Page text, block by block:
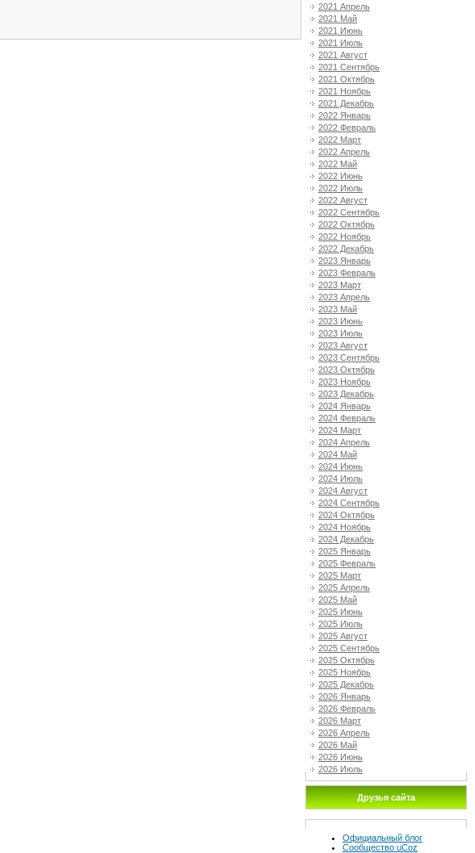
2021 Апрель
2021 Май
2021 Июнь
2021 Июль
2021 Август
2021 Сентябрь
2021 Октябрь
2021 Ноябрь
2021 Декабрь
2022 Январь
2022 Февраль
2022 Март
2022 Апрель
2022 Май
2022 Июнь
2022 Июль
2022 Август
2022 Сентябрь
2022 Октябрь
2022 Ноябрь
2022 Декабрь
2023 Январь
2023 Февраль
2023 Март
2023 Апрель
2023 Май
2023 Июнь
2023 Июль
2023 Август
2023 Сентябрь
2023 Октябрь
2023 Ноябрь
2023 Декабрь
2024 Январь
2024 Февраль
2024 Март
2024 Апрель
2024 Май
2024 Июнь
2024 Июль
2024 Август
2024 Сентябрь
2024 Октябрь
2024 Ноябрь
2024 Декабрь
2025 Январь
2025 Февраль
2025 Март
2025 Апрель
2025 Май
2025 Июнь
2025 Июль
2025 Август
2025 Сентябрь
2025 Октябрь
2025 Ноябрь
2025 Декабрь
2026 Январь
2026 Февраль
2026 Март
2026 Апрель
2026 Май
2026 Июнь
2026 Июль
Друзья сайта
Официальный блог
Сообщество uCoz